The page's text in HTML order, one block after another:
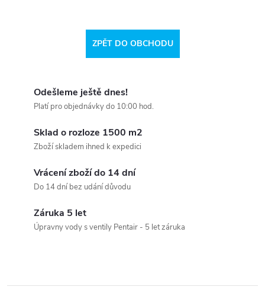
ZPĚT DO OBCHODU
Odešleme ještě dnes!
Platí pro objednávky do 10:00 hod.
Sklad o rozloze 1500 m2
Zboží skladem ihned k expedici
Vrácení zboží do 14 dní
Do 14 dní bez udání důvodu
Záruka 5 let
Úpravny vody s ventily Pentair - 5 let záruka